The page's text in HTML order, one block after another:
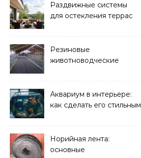
Раздвижные системы
для остекления террас
Резиновые
животноводческие
решать
Аквариум в интерьере:
как сделать его стильным
Норийная лента:
основные